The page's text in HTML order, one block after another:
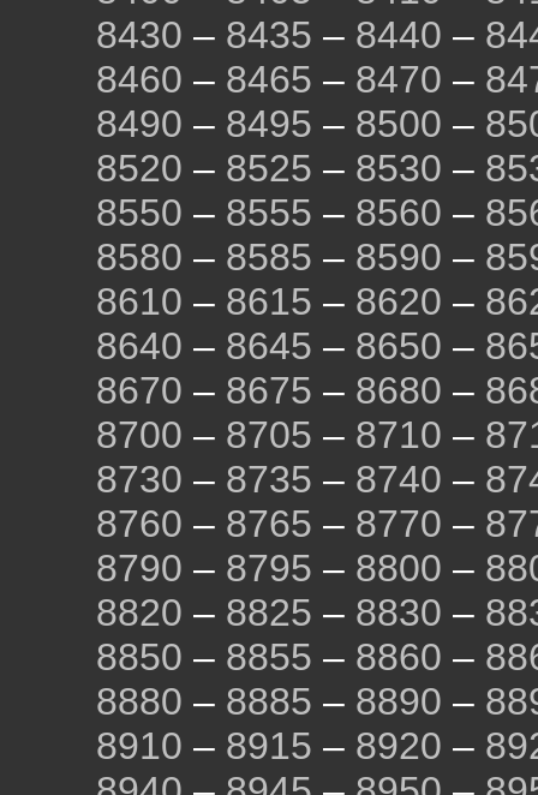
8430 – 8435 – 8440 –
8460 – 8465 – 8470 –
8490 – 8495 – 8500 –
8520 – 8525 – 8530 –
8550 – 8555 – 8560 –
8580 – 8585 – 8590 –
8610 – 8615 – 8620 –
8640 – 8645 – 8650 –
8670 – 8675 – 8680 –
8700 – 8705 – 8710 –
8730 – 8735 – 8740 –
8760 – 8765 – 8770 –
8790 – 8795 – 8800 –
8820 – 8825 – 8830 –
8850 – 8855 – 8860 –
8880 – 8885 – 8890 –
8910 – 8915 – 8920 –